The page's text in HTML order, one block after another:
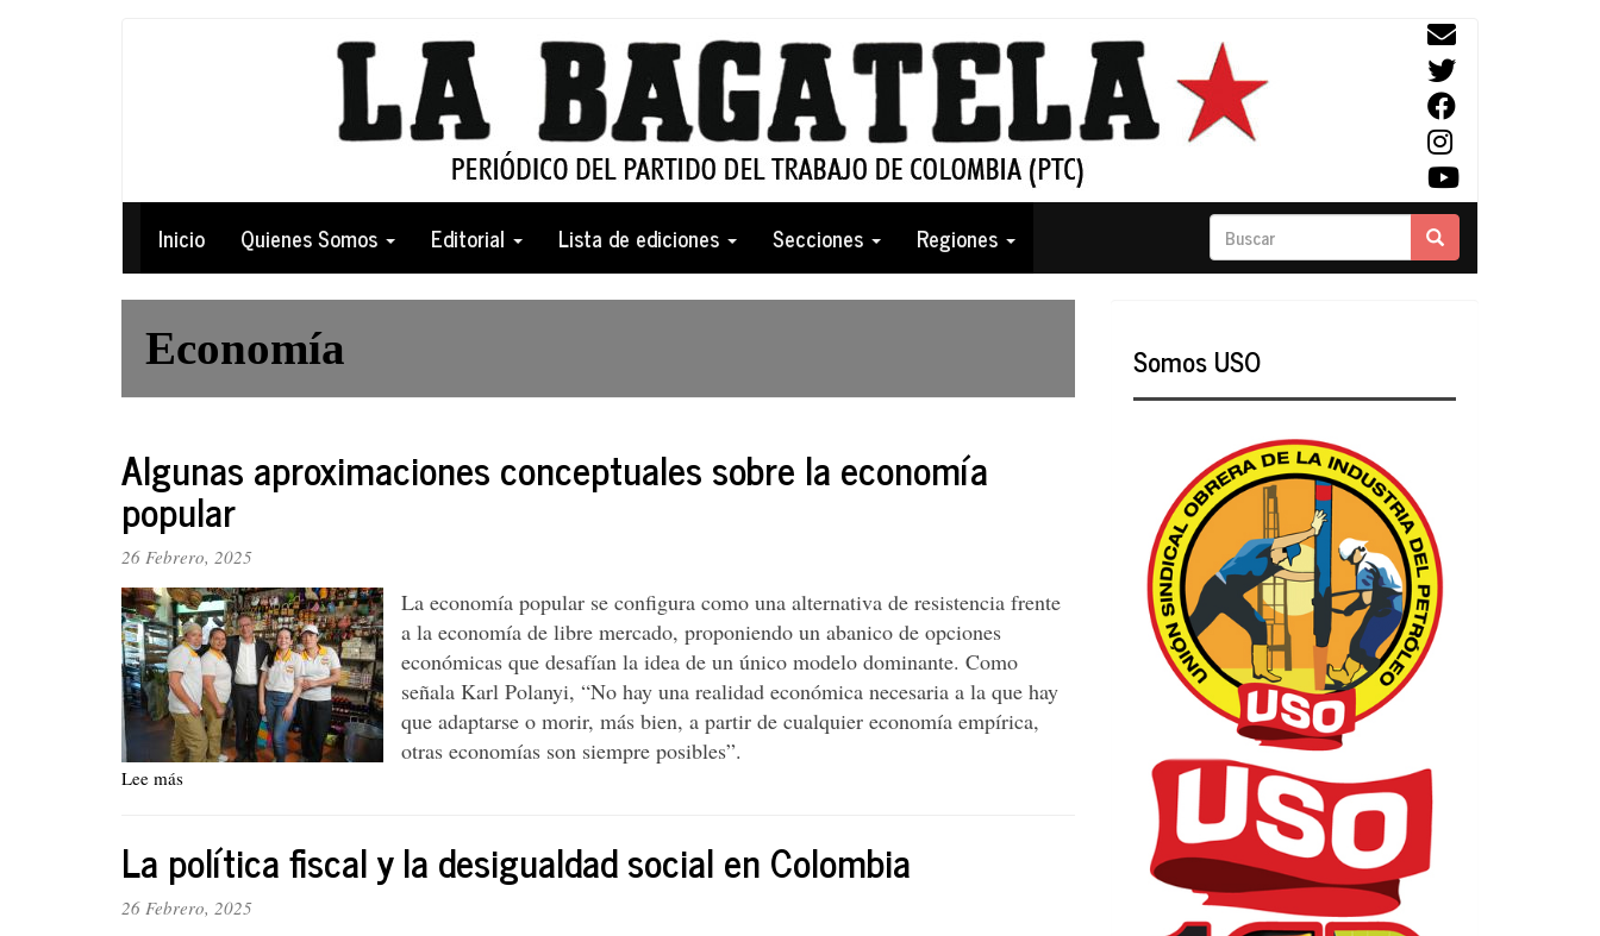
Navegación
principal
Inicio Quienes Somos Editorial Lista de ediciones Secciones Regiones Buscar Buscar
Economía
Algunas aproximaciones conceptuales sobre la economía
popular
26 Febrero, 2025
La economía popular se configura como una alternativa de resistencia frente
a la economía de libre mercado, proponiendo un abanico de opciones
económicas que desafían la idea de un único modelo dominante. Como
señala Karl Polanyi, “No hay una realidad económica necesaria a la que hay
que adaptarse o morir, más bien, a partir de cualquier economía empírica,
otras economías son siempre posibles”.
Lee más
conceptuales
sobre
la
La política fiscal y la desigualdad social en Colombia
26 Febrero, 2025
Somos USO